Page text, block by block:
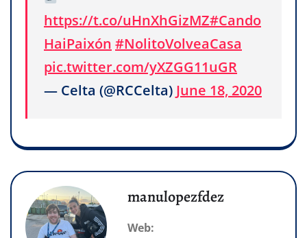
https://t.co/uHnXhGizMZ#Cando
HaiPaixón #NolitoVolveaCasa
pic.twitter.com/yXZGG11uGR
— Celta (@RCCelta) June 18, 2020
manulopezfdez
Web: